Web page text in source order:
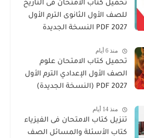
تحميل كتاب الامتحان فى التاريخ
للصف الأول الثانوى الترم الأول
2027 PDF النسخة الجديدة
منذ 6 أيام
تحميل كتاب الامتحان علوم
الصف الأول الإعدادي الترم الأول
2027 PDF (النسخة الجديدة)
منذ 14 أيام
تنزيل كتاب الامتحان فى الفيزياء
كتاب الأسئلة والمسائل الصف